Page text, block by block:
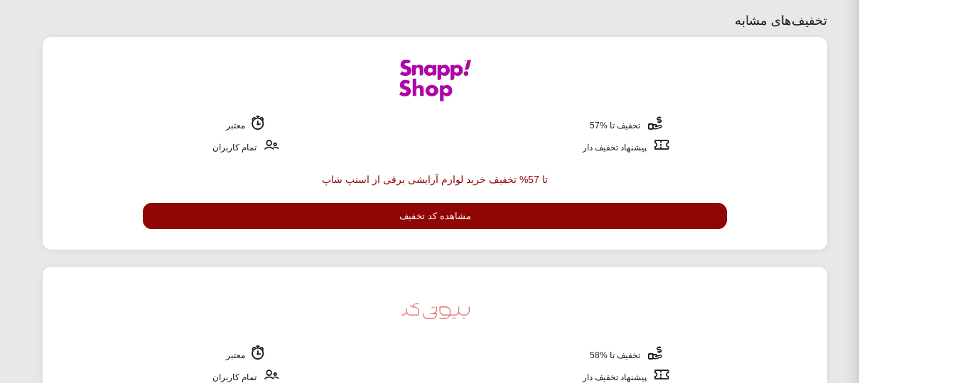
تخفیف‌های مشابه
تخفیف تا %57 معتبر
پیشنهاد تخفیف دار تمام کاربران
تا 57% تخفیف خرید لوازم آرایشی برقی از اسنپ شاپ
مشاهده کد تخفیف
تخفیف تا %58 معتبر
پیشنهاد تخفیف دار تمام کاربران